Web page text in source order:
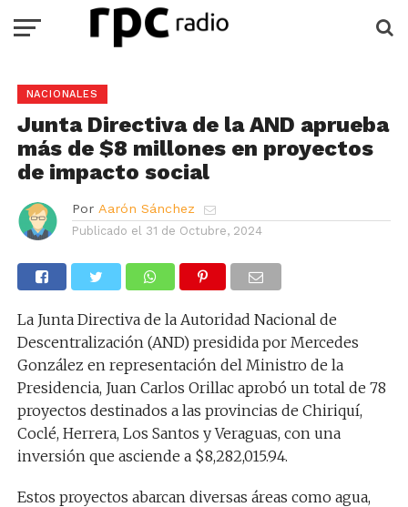
NACIONALES
Junta Directiva de la AND aprueba
más de $8 millones en proyectos
de impacto social
Por Aarón Sánchez
Publicado el 31 de Octubre, 2024
La Junta Directiva de la Autoridad Nacional de
Descentralización (AND) presidida por Mercedes
González en representación del Ministro de la
Presidencia, Juan Carlos Orillac aprobó un total de 78
proyectos destinados a las provincias de Chiriquí,
Coclé, Herrera, Los Santos y Veraguas, con una
inversión que asciende a $8,282,015.94.
Estos proyectos abarcan diversas áreas como agua,